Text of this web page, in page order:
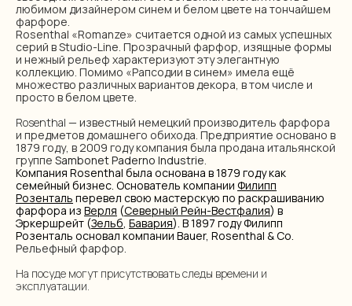
любимом дизайнером синем и белом цвете на тончайшем
фарфоре.
Rosenthal «Romanze» считается одной из самых успешных
серий в Studio-Line. Прозрачный фарфор, изящные формы
и нежный рельеф характеризуют эту элегантную
коллекцию. Помимо «Рапсодии в синем» имела ещё
множество различных вариантов декора, в том числе и
просто в белом цвете.
Rosenthal — известный немецкий производитель фарфора
и предметов домашнего обихода. Предприятие основано в
1879 году, в 2009 году компания была продана итальянской
группе Sambonet Paderno Industrie.
Компания Rosenthal была основана в 1879 году как
семейный бизнес. Основатель компании Филипп
Розенталь перевел свою мастерскую по раскрашиванию
фарфора из Верля (Северный Рейн-Вестфалия) в
Эркершрейт (Зельб, Бавария). В 1897 году Филипп
Розенталь основал компании Bauer, Rosenthal & Co.
Рельефный фарфор.
На посуде могут присутствовать следы времени и
эксплуатации.